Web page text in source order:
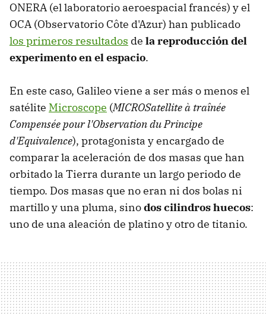
ONERA (el laboratorio aeroespacial francés) y el
OCA (Observatorio Côte d'Azur) han publicado
los primeros resultados de la reproducción del
experimento en el espacio.
En este caso, Galileo viene a ser más o menos el
satélite Microscope (MICROSatellite à traînée
Compensée pour l'Observation du Principe
d'Equivalence), protagonista y encargado de
comparar la aceleración de dos masas que han
orbitado la Tierra durante un largo periodo de
tiempo. Dos masas que no eran ni dos bolas ni
martillo y una pluma, sinodos cilindros huecos:
uno de una aleación de platino y otro de titanio.